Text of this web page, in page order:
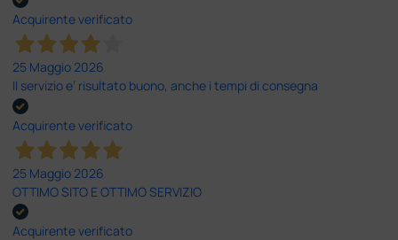
Acquirente verificato
25 Maggio 2026
Il servizio e’ risultato buono, anche i tempi di consegna
Acquirente verificato
25 Maggio 2026
OTTIMO SITO E OTTIMO SERVIZIO
Acquirente verificato